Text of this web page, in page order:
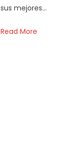
sus mejores…
Read More